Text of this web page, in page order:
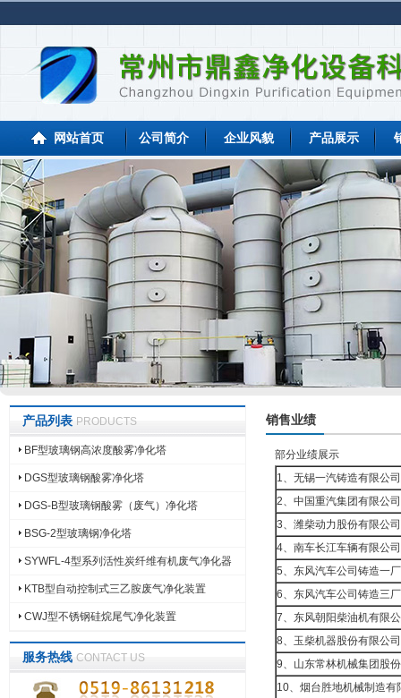
网站首页 公司简介 企业风貌 产品展示
产品列表 PRODUCTS
BF型玻璃钢高浓度酸雾净化塔
DGS型玻璃钢酸雾净化塔
DGS-B型玻璃钢酸雾（废气）净化塔
BSG-2型玻璃钢净化塔
SYWFL-4型系列活性炭纤维有机废气净化器
KTB型自动控制式三乙胺废气净化装置
CWJ型不锈钢硅烷尾气净化装置
服务热线 CONTACT US
销售业绩
部分业绩展示
1、无锡一汽铸造有限公司
2、中国重汽集团有限公司
3、潍柴动力股份有限公司
4、南车长江车辆有限公
5、东风汽车公司铸造一厂
6、东风汽车公司铸造三厂
7、东风朝阳柴油机有限
8、玉柴机器股份有限公司
9、山东常林机械集团股
10、烟台胜地机械制造有